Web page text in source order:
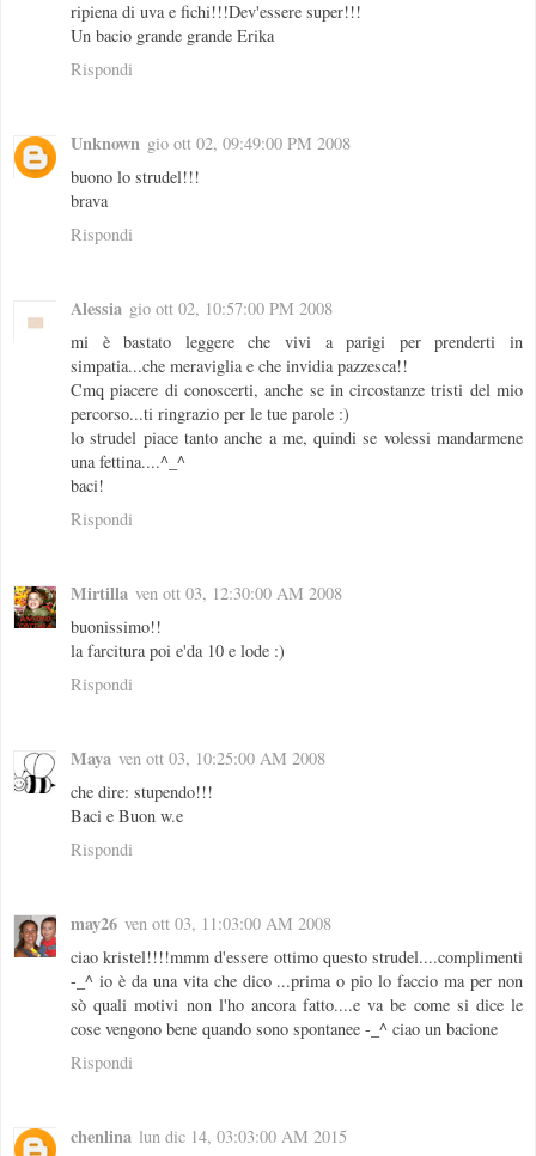
ripiena di uva e fichi!!!Dev'essere super!!!
Un bacio grande grande Erika
Rispondi
Unknown gio ott 02, 09:49:00 PM 2008
buono lo strudel!!!
brava
Rispondi
Alessia gio ott 02, 10:57:00 PM 2008
mi è bastato leggere che vivi a parigi per prenderti in
simpatia...che meraviglia e che invidia pazzesca!!
Cmq piacere di conoscerti, anche se in circostanze tristi del mio
percorso...ti ringrazio per le tue parole :)
lo strudel piace tanto anche a me, quindi se volessi mandarmene
una fettina....^_^
baci!
Rispondi
Mirtilla ven ott 03, 12:30:00 AM 2008
buonissimo!!
la farcitura poi e'da 10 e lode :)
Rispondi
Maya ven ott 03, 10:25:00 AM 2008
che dire: stupendo!!!
Baci e Buon w.e
Rispondi
may26 ven ott 03, 11:03:00 AM 2008
ciao kristel!!!!mmm d'essere ottimo questo strudel....complimenti
-_^ io è da una vita che dico ...prima o pio lo faccio ma per non
sò quali motivi non l'ho ancora fatto....e va be come si dice le
cose vengono bene quando sono spontanee -_^ ciao un bacione
Rispondi
chenlina lun dic 14, 03:03:00 AM 2015